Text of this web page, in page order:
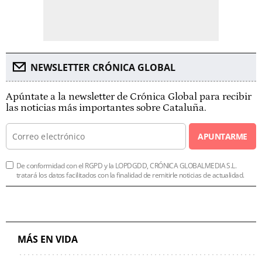
NEWSLETTER CRÓNICA GLOBAL
Apúntate a la newsletter de Crónica Global para recibir
las noticias más importantes sobre Cataluña.
APUNTARME
De conformidad con el RGPD y la LOPDGDD, CRÓNICA GLOBALMEDIA S.L.
tratará los datos facilitados con la finalidad de remitirle noticias de actualidad.
MÁS EN VIDA